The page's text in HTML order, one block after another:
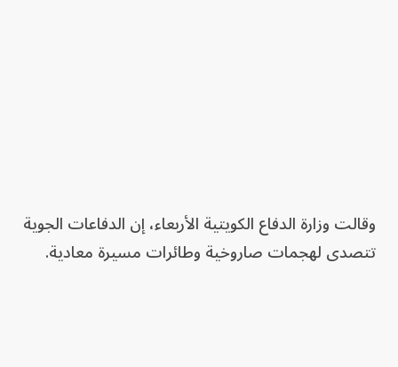
وقالت وزارة الدفاع الكويتية الأربعاء، إن الدفاعات الجوية
تتصدى لهجمات صاروخية وطائرات مسيرة معادية.